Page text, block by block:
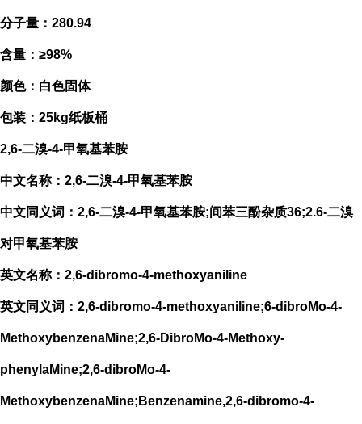
分子量：280.94
含量：≥98%
颜色：白色固体
包装：25kg纸板桶
2,6-二溴-4-甲氧基苯胺
中文名称：2,6-二溴-4-甲氧基苯胺
中文同义词：2,6-二溴-4-甲氧基苯胺;间苯三酚杂质36;2.6-二溴
对甲氧基苯胺
英文名称：2,6-dibromo-4-methoxyaniline
英文同义词：2,6-dibromo-4-methoxyaniline;6-dibroMo-4-
MethoxybenzenaMine;2,6-DibroMo-4-Methoxy-
phenylaMine;2,6-dibroMo-4-
MethoxybenzenaMine;Benzenamine,2,6-dibromo-4-